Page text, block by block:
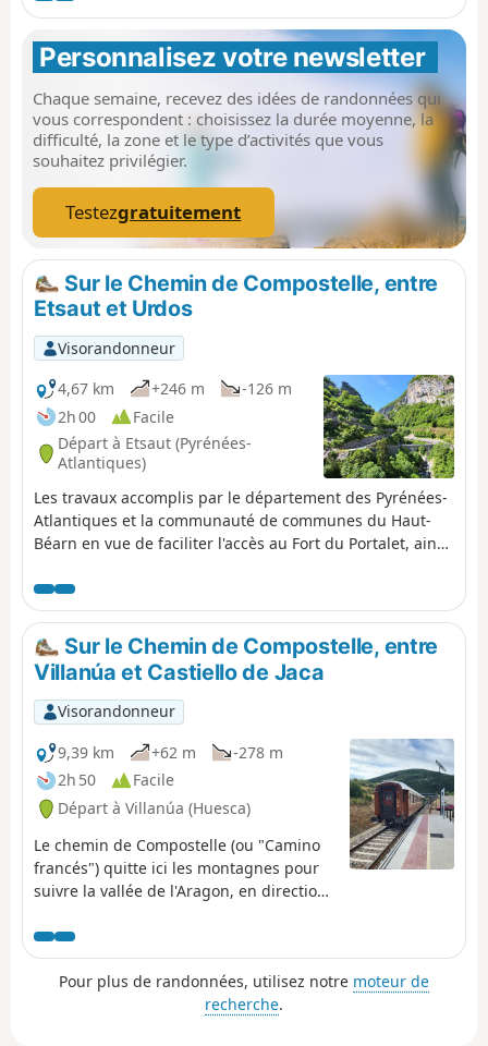
Personnalisez votre newsletter
Chaque semaine, recevez des idées de randonnées qui
vous correspondent : choisissez la durée moyenne, la
difficulté, la zone et le type d’activités que vous
souhaitez privilégier.
Testezgratuitement
Sur le Chemin de Compostelle, entre
Etsaut et Urdos
Visorandonneur
4,67 km
+246 m
-126 m
2h 00
Facile
Départ à Etsaut (Pyrénées-
Atlantiques)
Les travaux accomplis par le département des Pyrénées-
Atlantiques et la communauté de communes du Haut-
Béarn en vue de faciliter l'accès au Fort du Portalet, ainsi
randonneurs et pèlerins (GR®65), sont achevés et
permettent maintenant de découvrir ce site exceptionnel
dans les meilleures conditions de vue et de sécurité.
Profitons-en !
Sur le Chemin de Compostelle, entre
Villanúa et Castiello de Jaca
Visorandonneur
9,39 km
+62 m
-278 m
2h 50
Facile
Départ à Villanúa (Huesca)
Le chemin de Compostelle (ou "Camino
francés") quitte ici les montagnes pour
suivre la vallée de l'Aragon, en direction
villages mentionnés, un parcours facile
mais pittoresque, avec de belles vues
sur les pics et les forêts … et un train
commode pour revenir à son point de
Pour plus de randonnées, utilisez notre moteur de
recherche.